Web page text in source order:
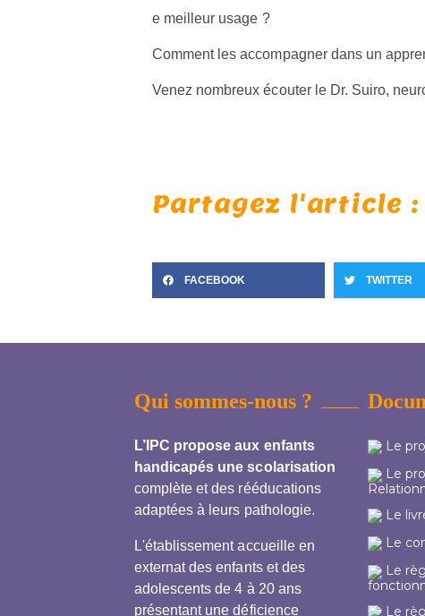
e meilleur usage ?
Comment les accompagner dans un
Venez nombreux écouter le Dr. Suiro,
Partagez l'article :
FACEBOOK TWITTER
Qui sommes-nous ?
L’IPC propose aux enfants
handicapés une scolarisation
complète et des rééducations
adaptées à leurs pathologie.
L'établissement accueille en
externat des enfants et des
adolescents de 4 à 20 ans
présentant une déficience
Le
Le
Le
Le
Le
Le